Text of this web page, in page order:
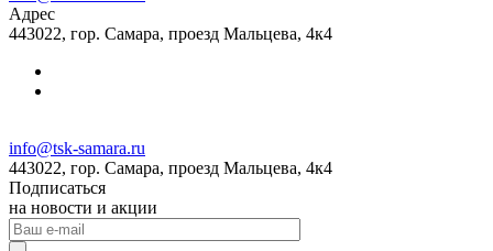
Адрес
443022, гор. Самара, проезд Мальцева, 4к4
info@tsk-samara.ru
443022, гор. Самара, проезд Мальцева, 4к4
Подписаться
на новости и акции